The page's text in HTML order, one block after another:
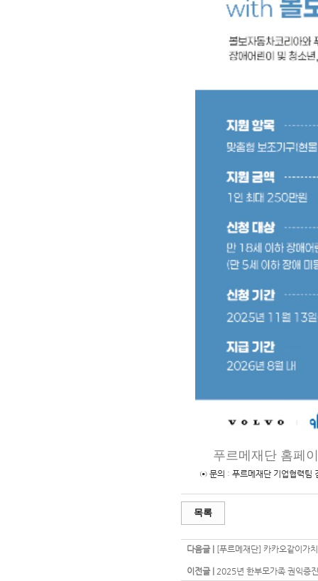
푸르메재단 홈페
⊙ 문의 : 푸르메재단 기업협력팀
목록
다음글 | [푸르메재단] 카카오같이가
이전글 | 2025년 한부모가족 권익증